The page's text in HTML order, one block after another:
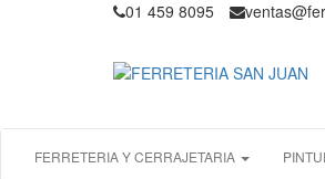
01 459 8095
FERRETERIA Y CERRAJETARIA